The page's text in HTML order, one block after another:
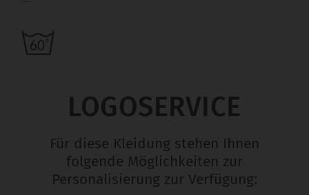
LOGOSERVICE
Für diese Kleidung stehen Ihnen
folgende Möglichkeiten zur
Personalisierung zur Verfügung: